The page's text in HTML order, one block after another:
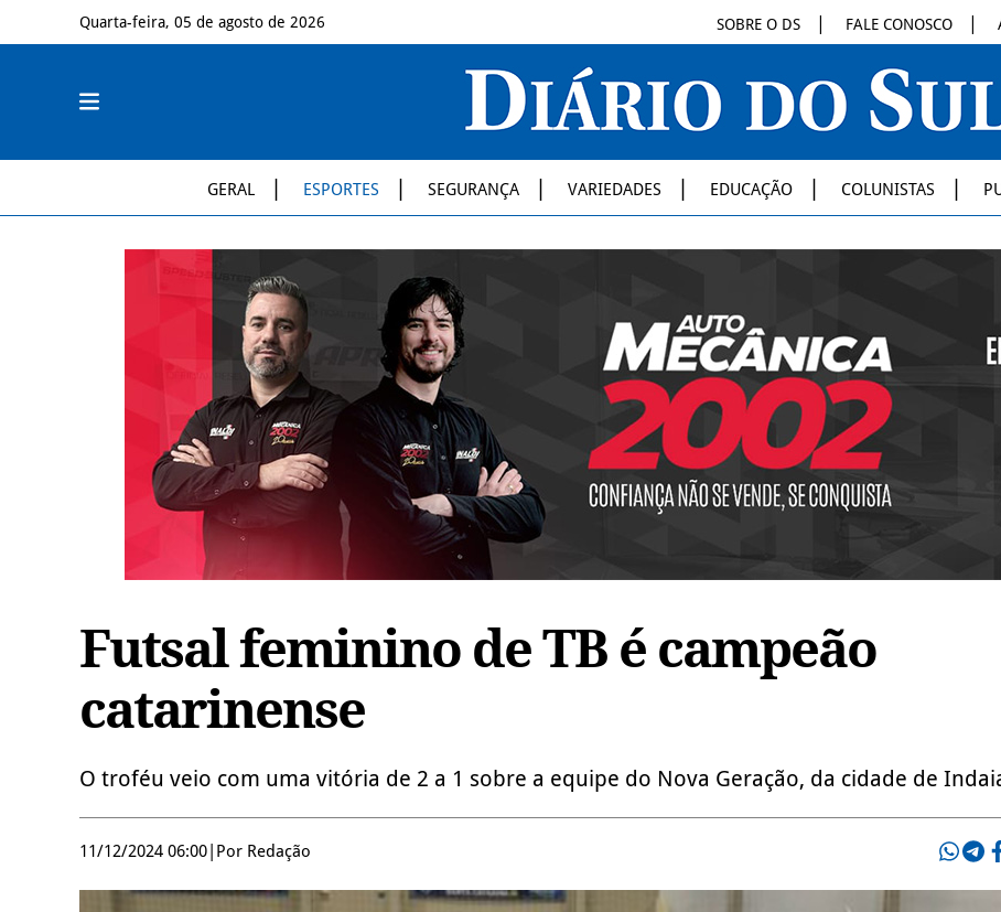
Quarta-feira, 05 de agosto de 2026 SOBRE O DS FALE CONOSCO
GERAL ESPORTES SEGURANÇA VARIEDADES EDUCAÇÃO COLUNISTAS
Futsal feminino de TB é campeão
catarinense
O troféu veio com uma vitória de 2 a 1 sobre a equipe do Nova Geração, da cidade de
11/12/2024 06:00 Por Redação